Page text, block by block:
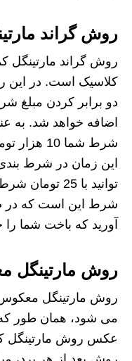
روش گراند
روش گراند مارتینگل
کلاسیک است. در این
دو برابر کردن مبلغ
اضافه خواهد شد. به
شرط شما
توانید با 25
شرط این است که در
آورید که باخت شما را
روش مارتینگل
روش مارتینگل معکوس
می شود، همان طور که
عکس روش مارتینگل